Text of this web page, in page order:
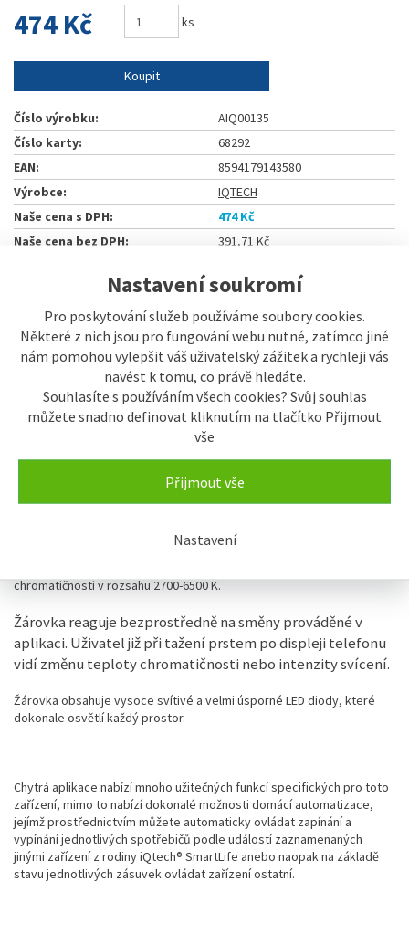
Nastavení soukromí
Pro poskytování služeb používáme soubory cookies.
Některé z nich jsou pro fungování webu nutné, zatímco jiné
nám pomohou vylepšit váš uživatelský zážitek a rychleji vás
navést k tomu, co právě hledáte.
Souhlasíte s používáním všech cookies? Svůj souhlas
můžete snadno definovat kliknutím na tlačítko Přijmout
vše
Přijmout vše
Nastavení
474 Kč ks
Koupit
Číslo výrobku:
AIQ00135
Číslo karty:
68292
EAN:
8594179143580
Výrobce:
IQTECH
Naše cena s DPH:
474 Kč
Naše cena bez DPH:
391,71 Kč
Sdílet
Wi-Fi LED žárovka iQtech® SmartLife
WB011 umožňuje po propojení s
chromatičnosti v rozsahu 2700-6500 K.
Žárovka reaguje bezprostředně na směny prováděné v
aplikaci. Uživatel již při tažení prstem po displeji telefonu
vidí změnu teploty chromatičnosti nebo intenzity svícení.
Žárovka obsahuje vysoce svítivé a velmi úsporné LED diody, které
dokonale osvětlí každý prostor.
Chytrá aplikace nabízí mnoho užitečných funkcí specifických pro toto
zařízení, mimo to nabízí dokonalé možnosti domácí automatizace,
jejímž prostřednictvím můžete automaticky ovládat zapínání a
vypínání jednotlivých spotřebičů podle událostí zaznamenaných
jinými zařízení z rodiny iQtech® SmartLife anebo naopak na základě
stavu jednotlivých zásuvek ovládat zařízení ostatní.